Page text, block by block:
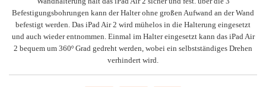
Befestigungsbohrungen kann der Halter ohne großen Aufwand an der Wand
befestigt werden. Das iPad Air 2 wird mühelos in die Halterung eingesetzt
und auch wieder entnommen. Einmal im Halter eingesetzt kann das iPad Air
2 bequem um 360º Grad gedreht werden, wobei ein selbstständiges Drehen
verhindert wird.